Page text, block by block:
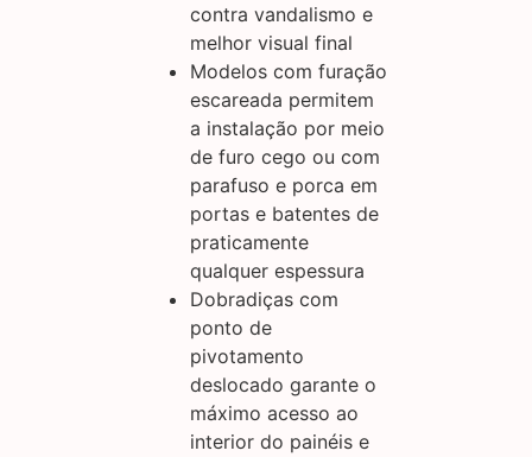
contra vandalismo e
melhor visual final
Modelos com furação
escareada permitem
a instalação por meio
de furo cego ou com
parafuso e porca em
portas e batentes de
praticamente
qualquer espessura
Dobradiças com
ponto de
pivotamento
deslocado garante o
máximo acesso ao
interior do painéis e